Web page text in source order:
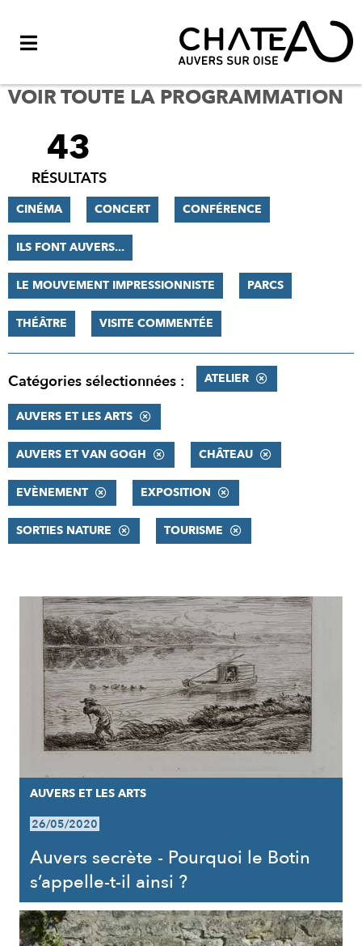
VOIR TOUTE LA PROGRAMMATION
FILTRER
RÉSULTATS
43
RÉSULTATS
CINÉMA CONCERT CONFÉRENCE
ILS FONT AUVERS...
LE MOUVEMENT IMPRESSIONNISTE PARCS
THÉÂTRE VISITE COMMENTÉE
Catégories sélectionnées : ATELIER
AUVERS ET LES ARTS
AUVERS ET VAN GOGH CHÂTEAU
EVÈNEMENT EXPOSITION
SORTIES NATURE TOURISME
RÉSULTATS
AUVERS ET LES ARTS
26/05/2020
Auvers secrète - Pourquoi le Botin
s’appelle-t-il ainsi ?